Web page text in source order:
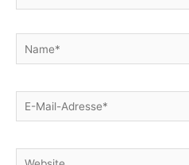
Name*
E-
Mail-
Website